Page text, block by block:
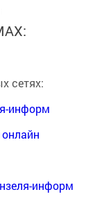
сетях:
информ
информ